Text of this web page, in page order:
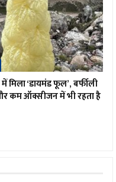
मिला ‘डायमंड फूल’, बर्फीली
कम ऑक्सीजन में भी रहता है